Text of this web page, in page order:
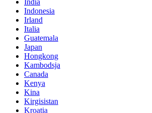
Indonesia
Irland
Italia
Guatemala
Japan
Hongkong
Kambodsja
Canada
Kenya
Kina
Kirgisistan
Kroatia